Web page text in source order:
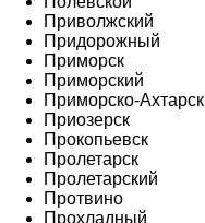
Приволжский
Придорожный
Приморск
Приморский
Приморско-Ахтарск
Приозерск
Прокопьевск
Пролетарск
Пролетарский
Протвино
Прохладный